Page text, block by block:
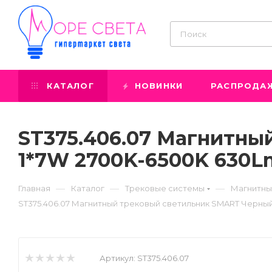
КАТАЛОГ НОВИНКИ
ST375.406.07
1*7W 2700K-6500K
Главная — Каталог — Трековые системы —
ST375.406.07 Магнитный трековый светильник SMART
Артикул: ST375.406.07